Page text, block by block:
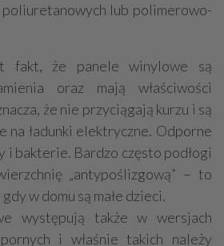
poliuretanowych lub polimerowo-
fakt, że panele winylowe są
oraz mają właściwości
że nie przyciągają kurzu i są
na ładunki elektryczne. Odporne
i bakterie. Bardzo często podłogi
„antypoślizgową” – to
w domu są małe dzieci.
występują także w wersjach
i właśnie takich należy